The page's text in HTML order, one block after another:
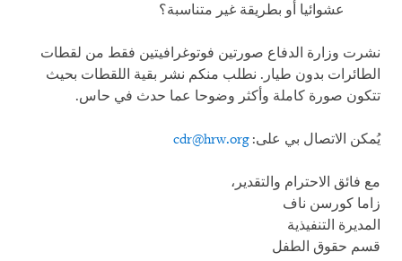
عشوائيا أو بطريقة غير متناسبة؟
نشرت وزارة الدفاع صورتين فوتوغرافيتين فقط من لقطات
الطائرات بدون طيار. نطلب منكم نشر بقية اللقطات بحيث
تتكون صورة كاملة وأكثر وضوحا عما حدث في حاس.
يُمكن الاتصال بي على:cdr@hrw.org
مع فائق الاحترام والتقدير،
زاما كورسن ناف
المديرة التنفيذية
قسم حقوق الطفل